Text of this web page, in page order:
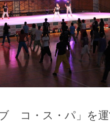
コ・ス・パ」を